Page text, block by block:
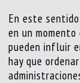
En este
en un
pueden influir
hay que